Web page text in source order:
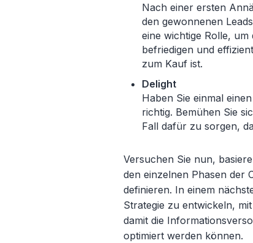
Nach einer ersten
den gewonnenen
eine wichtige Rolle, um
befriedigen und
zum Kauf ist.
Delight
Haben Sie einmal
richtig. Bemühen Sie
Fall dafür zu sorgen,
Versuchen Sie nun,
den einzelnen Phasen der
definieren. In einem
Strategie zu entwickeln,
damit die
optimiert werden können.